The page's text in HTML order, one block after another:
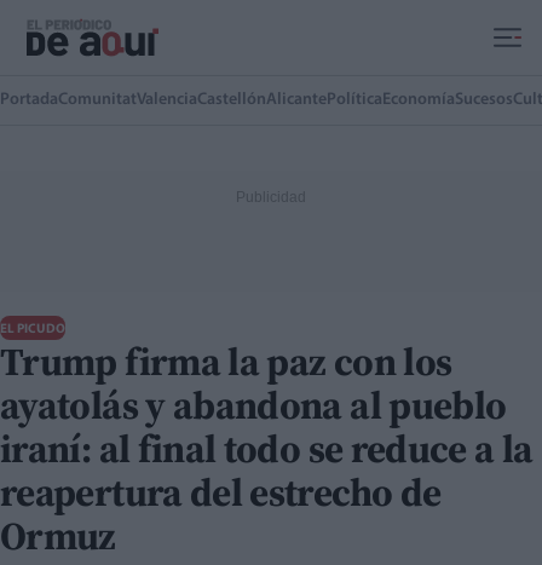
PortadaComunitatValenciaCastellónAlicante Política EconomíaSucesos
EL PICUDO
Trump firma la paz con los
ayatolás y abandona al pueblo
iraní: al final todo se reduce a la
reapertura del estrecho de
Ormuz